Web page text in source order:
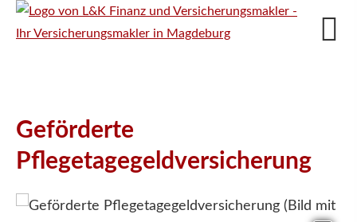
Geförderte
Pflegetagegeldversicherung